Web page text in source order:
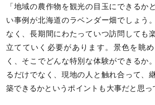
「地域の農作物を観光の目玉にできるか
い事例が北海道のラベンダー畑でしょう
なく、長期間にわたっていつ訪問しても
立てていく必要があります。景色を眺
く、そこでどんな特別な体験ができるか
るだけでなく、現地の人と触れ合って、
築できるかというポイントも大事だと思っ